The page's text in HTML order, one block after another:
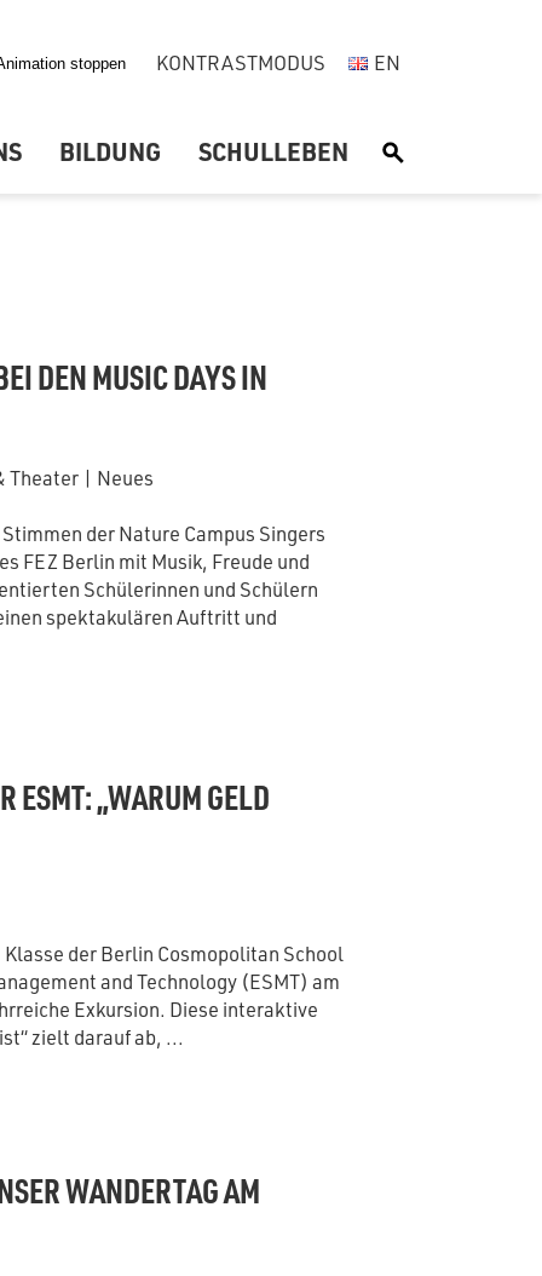
KONTRASTMODUS EN
BILDUNG SCHULLEBEN S
DEN MUSIC DAYS IN
Theater | Neues
der Nature Campus Singers
FEZ Berlin mit Musik, Freude und
Schülerinnen und Schülern
spektakulären Auftritt und
ESMT: „WARUM GELD
der Berlin Cosmopolitan School
and Technology (ESMT) am
Exkursion. Diese interaktive
zielt darauf ab, ...
WANDERTAG AM